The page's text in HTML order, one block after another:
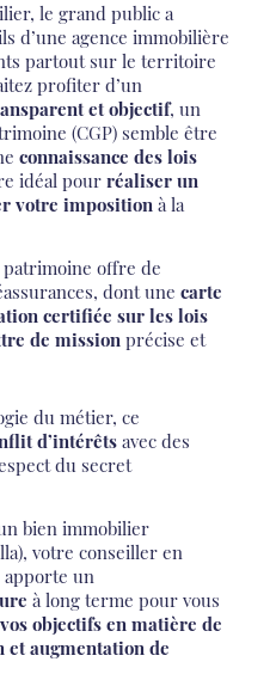
le grand public a
d’une agence immobilière
partout sur le territoire
profiter d’un
et objectif, un
(CGP) semble être
connaissance des lois
idéal pour réaliser un
votre impositionà la
offre de
dont une carte
certifiée sur les lois
de mission précise et
du métier, ce
d’intérêtsavec des
du secret
bien immobilier
votre conseiller en
apporte un
à long terme pour vous
vos objectifs en matière de
augmentation de